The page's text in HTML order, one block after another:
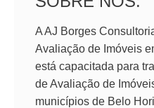
A AJ Borges
Avaliação de Imóveis
está capacitada para
de Avaliação de
municípios de Belo